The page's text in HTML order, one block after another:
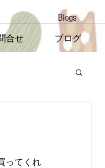
合せ ブログ
Blogs
ってくれ